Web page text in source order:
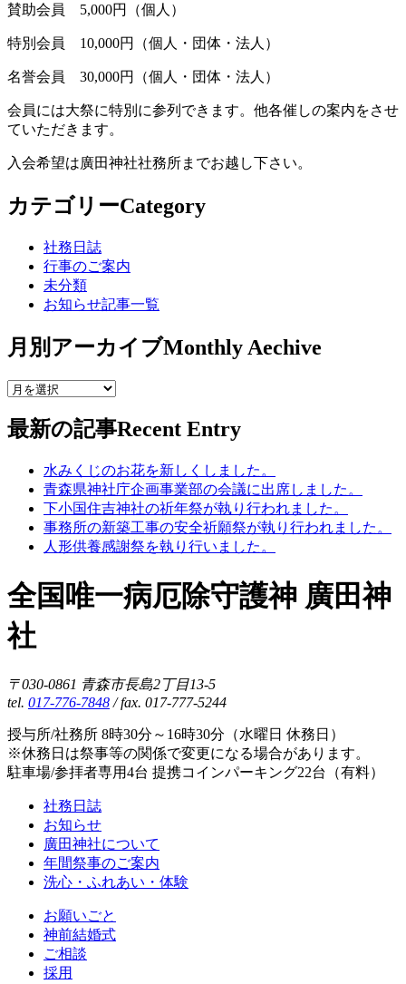
賛助会員 5,000円（個人）
特別会員 10,000円（個人・団体・法人）
名誉会員 30,000円（個人・団体・法人）
会員には大祭に特別に参列できます。他各催しの案内をさせ
ていただきます。
入会希望は廣田神社社務所までお越し下さい。
カテゴリーCategory
社務日誌
行事のご案内
未分類
お知らせ記事一覧
月別アーカイブMonthly Aechive
最新の記事Recent Entry
水みくじのお花を新しくしました。
青森県神社庁企画事業部の会議に出席しました。
下小国住吉神社の祈年祭が執り行われました。
事務所の新築工事の安全祈願祭が執り行われました。
人形供養感謝祭を執り行いました。
全国唯一病厄除守護神 廣田神
社
〒030-0861 青森市長島2丁目13-5
tel. 017-776-7848 / fax. 017-777-5244
授与所/社務所 8時30分～16時30分（水曜日 休務日）
※休務日は祭事等の関係で変更になる場合があります。
駐車場/参拝者専用4台 提携コインパーキング22台（有料）
社務日誌
お知らせ
廣田神社について
年間祭事のご案内
洗心・ふれあい・体験
お願いごと
神前結婚式
ご相談
採用